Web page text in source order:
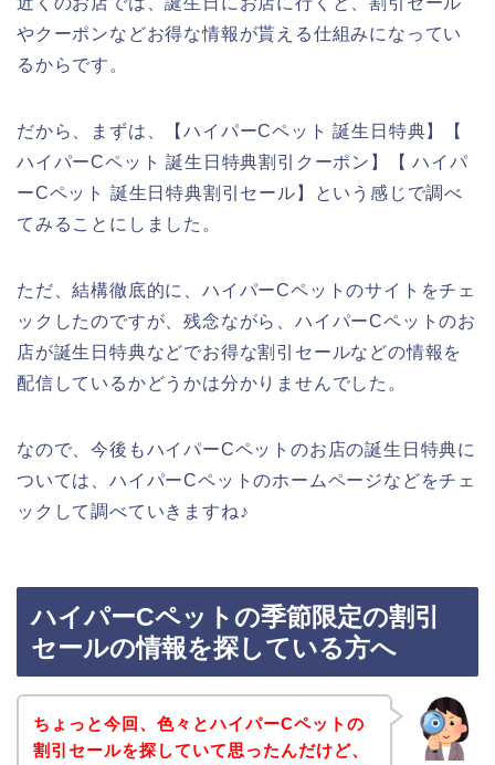
やクーポンなどお得な情報が貰える仕組みになってい
るからです。
だから、まずは、【ハイパーCペット 誕生日特典】【
ハイパーCペット 誕生日特典割引クーポン】【 ハイパ
ーCペット 誕生日特典割引セール】という感じで調べ
てみることにしました。
ただ、結構徹底的に、ハイパーCペットのサイトをチェ
ックしたのですが、残念ながら、ハイパーCペットのお
店が誕生日特典などでお得な割引セールなどの情報を
配信しているかどうかは分かりませんでした。
なので、今後もハイパーCペットのお店の誕生日特典に
ついては、ハイパーCペットのホームページなどをチェ
ックして調べていきますね♪
ハイパーCペットの季節限定の割引
セールの情報を探している方へ
ちょっと今回、色々とハイパーCペットの
割引セールを探していて思ったんだけど、